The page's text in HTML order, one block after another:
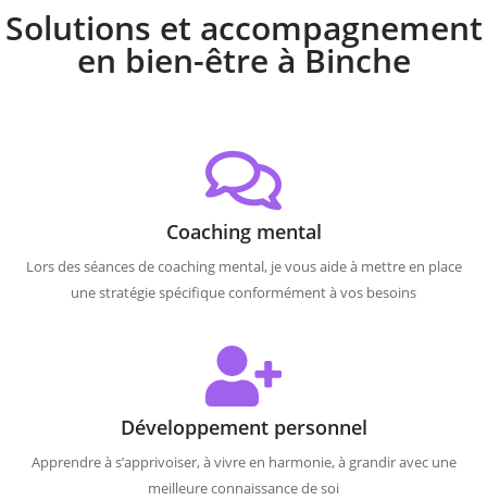
Solutions et accompagnement
en bien-être à Binche
Coaching mental
Lors des séances de coaching mental, je vous aide à mettre en place
une stratégie spécifique conformément à vos besoins
Développement personnel
Apprendre à s’apprivoiser, à vivre en harmonie, à grandir avec une
meilleure connaissance de soi